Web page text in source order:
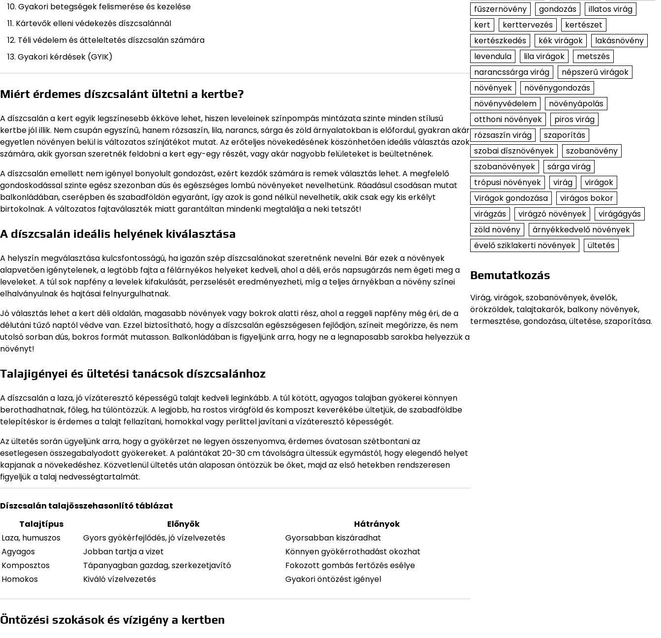
Gyakori betegségek felismerése és kezelése
Kártevők elleni védekezés díszcsalánnál
Téli védelem és átteleltetés díszcsalán számára
Gyakori kérdések (GYIK)
Miért érdemes díszcsalánt ültetni a kertbe?
A díszcsalán a kert egyik legszínesebb ékköve lehet, hiszen leveleinek színpompás mintázata szinte minden stílusú
kertbe jól illik. Nem csupán egyszínű, hanem rózsaszín, lila, narancs, sárga és zöld árnyalatokban is előfordul, gyakran akár
egyetlen növényen belül is változatos színjátékot mutat. Az erőteljes növekedésének köszönhetően ideális választás azok
számára, akik gyorsan szeretnék feldobni a kert egy-egy részét, vagy akár nagyobb felületeket is beültetnének.
A díszcsalán emellett nem igényel bonyolult gondozást, ezért kezdők számára is remek választás lehet. A megfelelő
gondoskodással szinte egész szezonban dús és egészséges lombú növényeket nevelhetünk. Ráadásul csodásan mutat
balkonládában, cserépben és szabadföldön egyaránt, így azok is gond nélkül nevelhetik, akik csak egy kis erkélyt
birtokolnak. A változatos fajtaválaszték miatt garantáltan mindenki megtalálja a neki tetszőt!
A díszcsalán ideális helyének kiválasztása
A helyszín megválasztása kulcsfontosságú, ha igazán szép díszcsalánokat szeretnénk nevelni. Bár ezek a növények
alapvetően igénytelenek, a legtöbb fajta a félárnyékos helyeket kedveli, ahol a déli, erős napsugárzás nem égeti meg a
leveleket. A túl sok napfény a levelek kifakulását, perzselését eredményezheti, míg a teljes árnyékban a növény színei
elhalványulnak és hajtásai felnyurgulhatnak.
Jó választás lehet a kert déli oldalán, magasabb növények vagy bokrok alatti rész, ahol a reggeli napfény még éri, de a
délutáni tűző naptól védve van. Ezzel biztosítható, hogy a díszcsalán egészségesen fejlődjön, színeit megőrizze, és nem
utolsó sorban dús, bokros formát mutasson. Balkonládában is figyeljünk arra, hogy ne a legnaposabb sarokba helyezzük a
növényt!
Talajigényei és ültetési tanácsok díszcsalánhoz
A díszcsalán a laza, jó vízáteresztő képességű talajt kedveli leginkább. A túl kötött, agyagos talajban gyökerei könnyen
berothadhatnak, főleg, ha túlöntözzük. A legjobb, ha rostos virágföld és komposzt keverékébe ültetjük, de szabadföldbe
telepítéskor is érdemes a talajt fellazítani, homokkal vagy perlittel javítani a vízáteresztő képességét.
Az ültetés során ügyeljünk arra, hogy a gyökérzet ne legyen összenyomva, érdemes óvatosan szétbontani az
esetlegesen összegabalyodott gyökereket. A palántákat 20-30 cm távolságra ültessük egymástól, hogy elegendő helyet
kapjanak a növekedéshez. Közvetlenül ültetés után alaposan öntözzük be őket, majd az első hetekben rendszeresen
figyeljük a talaj nedvességtartalmát.
Díszcsalán talajösszehasonlító táblázat
Talajtípus
Előnyök
Hátrányok
Laza, humuszos
Gyors gyökérfejlődés, jó vízelvezetés
Gyorsabban kiszáradhat
Agyagos
Jobban tartja a vizet
Könnyen gyökérrothadást okozhat
Komposztos
Tápanyagban gazdag, szerkezetjavító
Fokozott gombás fertőzés esélye
Homokos
Kiváló vízelvezetés Gyakori öntözést igényel
Öntözési szokások és vízigény a kertben
fűszernövény
gondozás
illatos virág
kert
kerttervezés
kertészet
kertészkedés
kék virágok
lakásnövény
levendula
lila virágok
metszés
narancssárga virág
népszerű virágok
növények
növénygondozás
növényvédelem
növényápolás
otthoni növények
piros virág
rózsaszín virág
szaporítás
szobai dísznövények
szobanövény
szobanövények
sárga virág
trópusi növények
virág
virágok
Virágok gondozása
virágos bokor
virágzás
virágzó növények
virágágyás
zöld növény
árnyékkedvelő növények
évelő sziklakerti növények
ültetés
Bemutatkozás
Virág, virágok, szobanövények, évelők,
örökzöldek, talajtakarók, balkony növények,
termesztése, gondozása, ültetése, szaporítása.